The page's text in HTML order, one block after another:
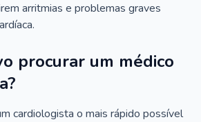
arritmias e problemas graves
procurar um médico
cardiologista o mais rápido possível